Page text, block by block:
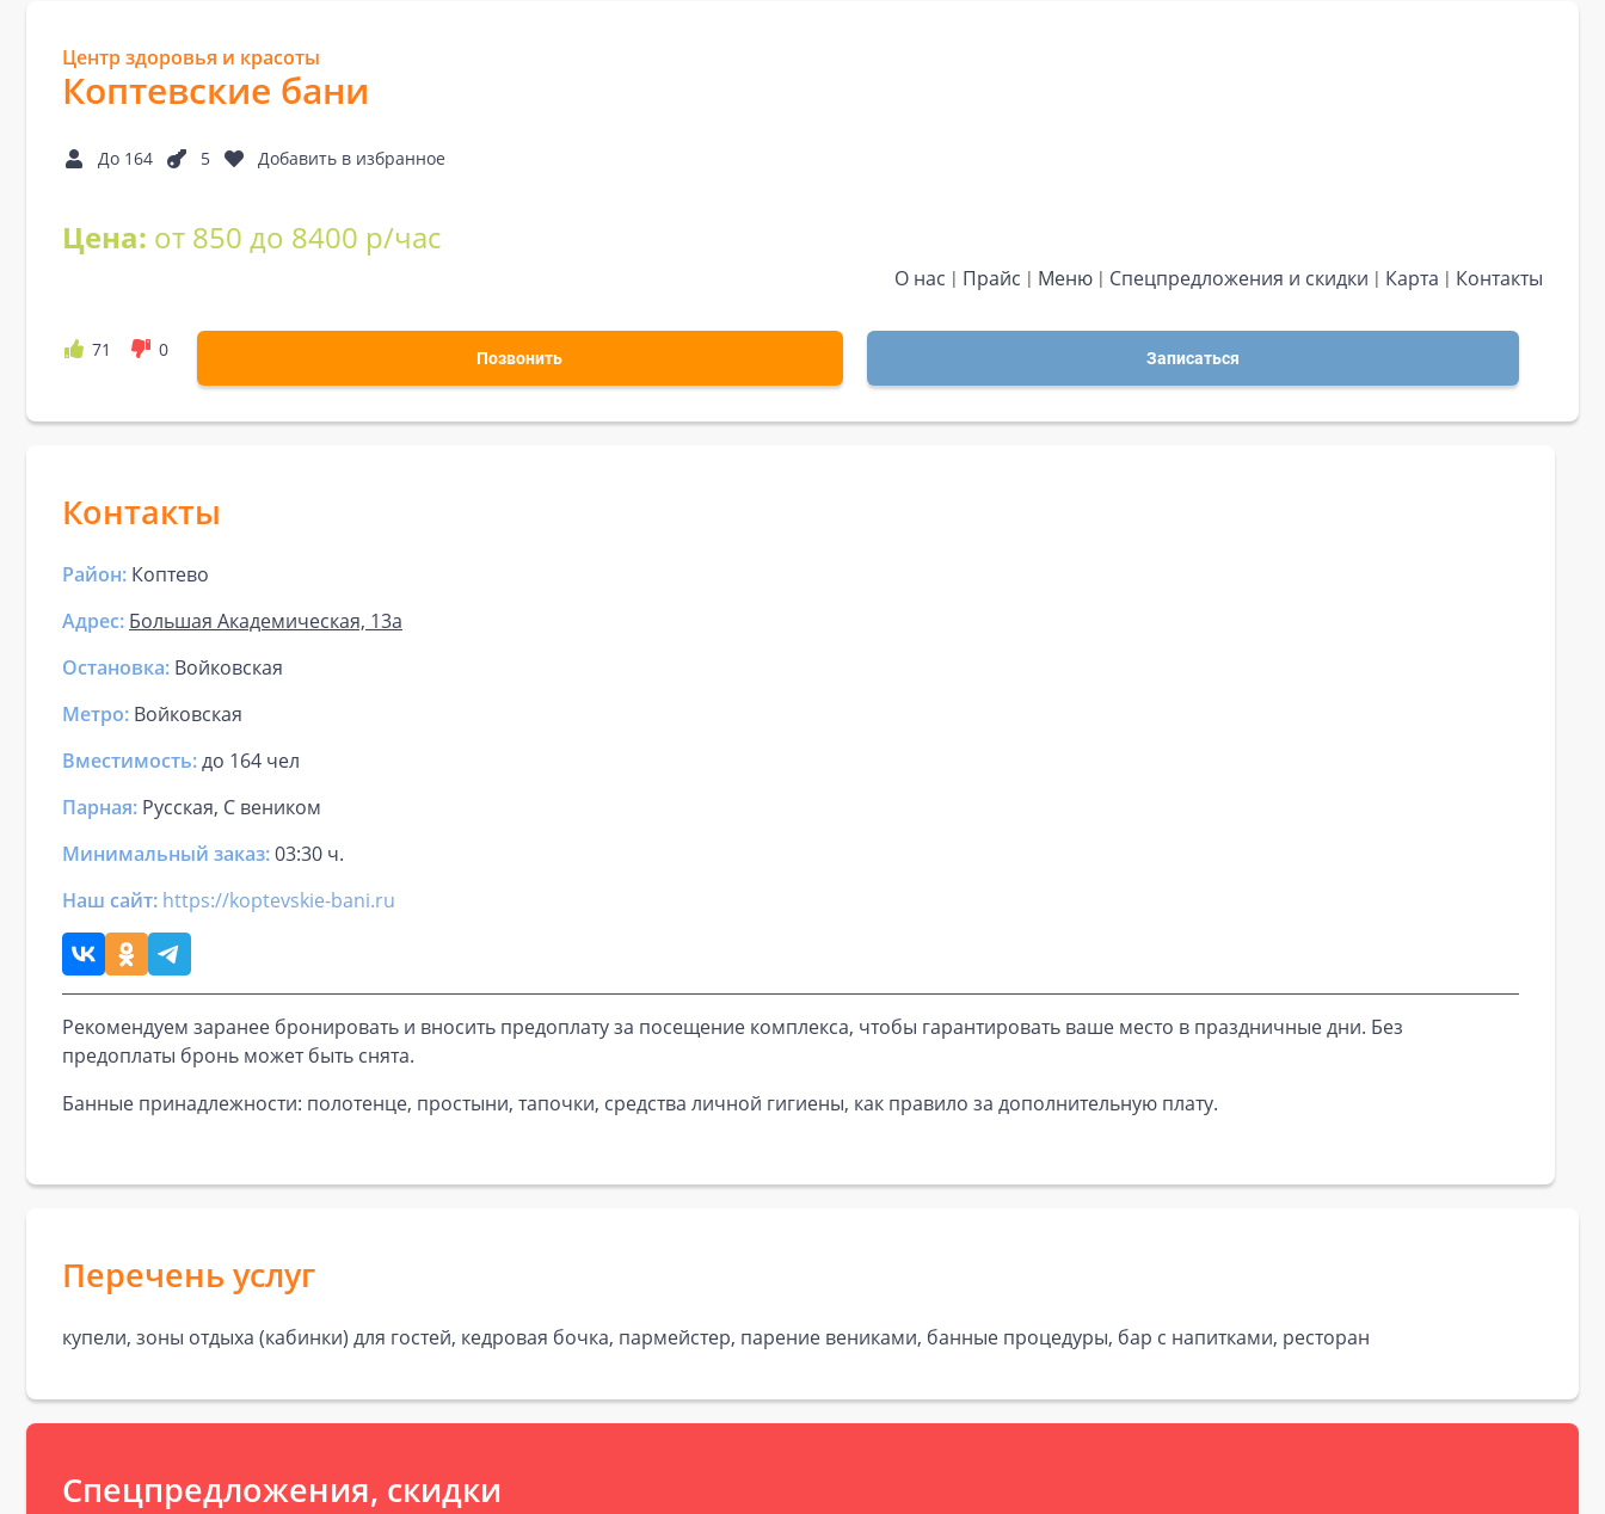
Центр здоровья и красоты
Коптевские бани
До 164 5 Добавить в избранное
Цена: от 850 до 8400 р/час
О нас Прайс Меню Спецпредложения и скидки Карта Контакты
71 0 Позвонить Записаться
Контакты
Район: Коптево
Адрес: Большая Академическая, 13а
Остановка: Войковская
Метро: Войковская
Вместимость:до 164 чел
Парная: Русская, С веником
Минимальный заказ:03:30 ч.
Наш сайт: https://koptevskie-bani.ru
Рекомендуем заранее бронировать и вносить предоплату за посещение комплекса, чтобы гарантировать ваше место в праздничные дни. Без
предоплаты бронь может быть снята.
Банные принадлежности: полотенце, простыни, тапочки, средства личной гигиены, как правило за дополнительную плату.
Перечень услуг
купели, зоны отдыха (кабинки) для гостей, кедровая бочка, пармейстер, парение вениками, банные процедуры, бар с напитками, ресторан
Спецпредложения, скидки